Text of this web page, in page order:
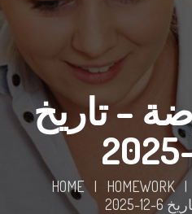
– تاريخ
HOME | HOMEWORK |
2025